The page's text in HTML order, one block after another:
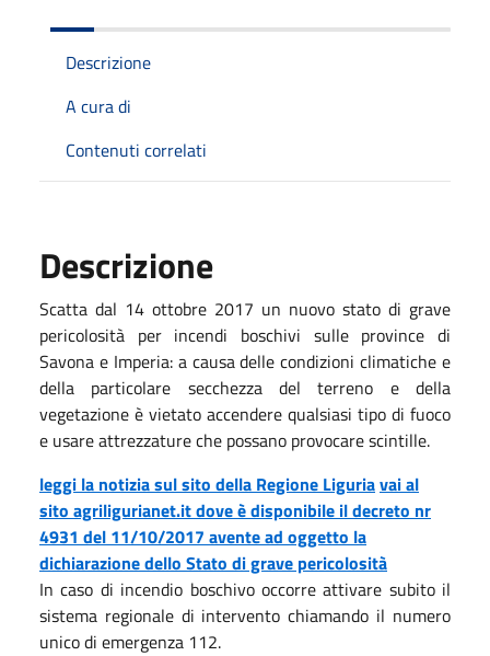
Descrizione
A cura di
Contenuti correlati
Descrizione
Scatta dal 14 ottobre 2017 un nuovo stato di grave
pericolosità per incendi boschivi sulle province di
Savona e Imperia: a causa delle condizioni climatiche e
della particolare secchezza del terreno e della
vegetazione è vietato accendere qualsiasi tipo di fuoco
e usare attrezzature che possano provocare scintille.
leggi la notizia sul sito della Regione Liguriavai al
sito agriligurianet.it dove è disponibile il decreto nr
4931 del 11/10/2017 avente ad oggetto la
dichiarazione dello Stato di grave pericolosità
In caso di incendio boschivo occorre attivare subito il
sistema regionale di intervento chiamando il numero
unico di emergenza 112.